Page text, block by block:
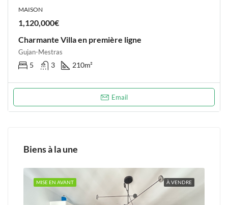
MAISON
1,120,000€
Charmante Villa en première ligne
Gujan-Mestras
5 3 210m²
Email
Biens à la une
À VENDRE
MISE EN AVANT